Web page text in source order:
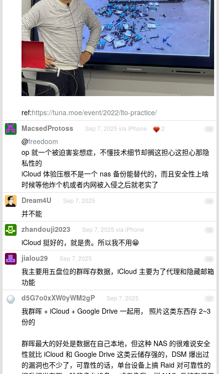
ref:https://tuna.moe/event/2022/lto-practice/
13
MacsedProtoss Sep 7, 2025 via iPhone 2
@freedoom
op 就一个被迫害妄想症，不懂技术细节却搁这担心这担心那隐
私性的
iCloud 体验压根不是一个 nas 备份能替代的，而且安全性上啥
时候等他炸个机或者内网被入侵之后就老实了
14
Dream4U Sep 7, 2025
并不能
15
zhandouji2023 Sep 7, 2025 via iPhone
iCloud 挺好的，就是贵。所以我不用😁
16
jialou29 Sep 7, 2025
我主要用五盘位的群晖存数据，iCloud 主要为了代理和隐藏邮箱
功能
17
d5G7o0xXW0yWM2gP Sep 7, 2025
我群晖 + iCloud + Google Drive 一起用， 照片这类东西存 2~3
份的
群晖最大的好处是数据在自己本地，但这种 NAS 的很难说安全
性就比 iCloud 和 Google Drive 这类云储存强的，DSM 爆出过
的漏洞也不少了，可靠性的话，单台设备上搞 Raid 对可靠性的